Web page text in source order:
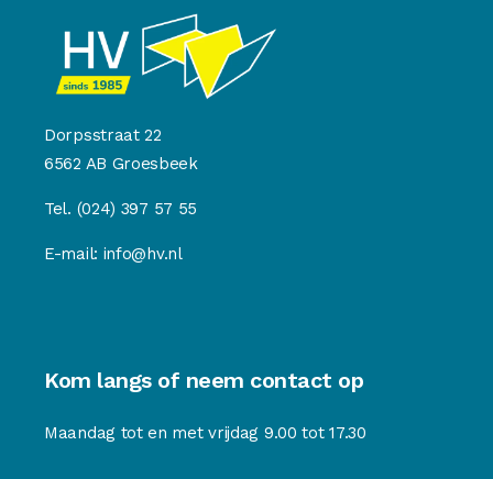
Dorpsstraat 22
6562 AB Groesbeek
Tel. (024) 397 57 55
E-mail: info@hv.nl
Kom langs of neem contact op
Maandag tot en met vrijdag 9.00 tot 17.30